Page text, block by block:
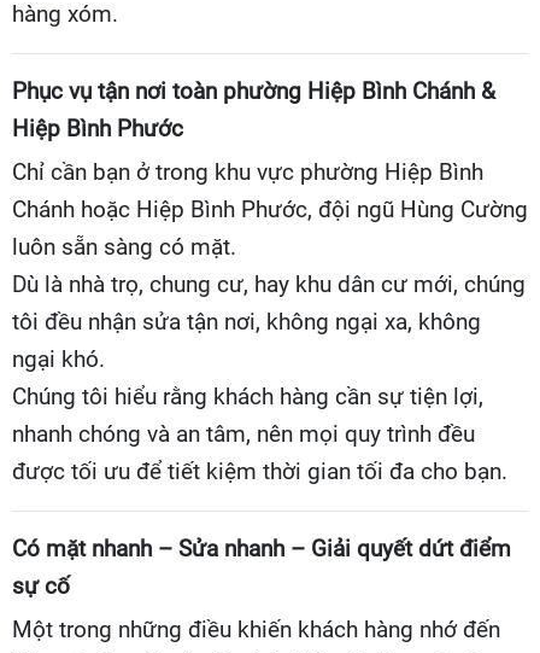
hàng xóm.
Phục vụ tận nơi toàn phường Hiệp Bình Chánh &
Hiệp Bình Phước
Chỉ cần bạn ở trong khu vực phường Hiệp Bình
Chánh hoặc Hiệp Bình Phước, đội ngũ Hùng Cường
luôn sẵn sàng có mặt.
Dù là nhà trọ, chung cư, hay khu dân cư mới, chúng
tôi đều nhận sửa tận nơi, không ngại xa, không
ngại khó.
Chúng tôi hiểu rằng khách hàng cần sự tiện lợi,
nhanh chóng và an tâm, nên mọi quy trình đều
được tối ưu để tiết kiệm thời gian tối đa cho bạn.
Có mặt nhanh – Sửa nhanh – Giải quyết dứt điểm
sự cố
Một trong những điều khiến khách hàng nhớ đến